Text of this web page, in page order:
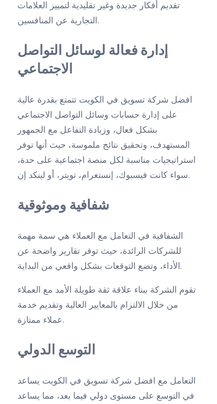
تقديم أفكار جديدة وغير تقليدية لتمييز العلامات
التجارية عن المنافسين.
إدارة فعالة لوسائل التواصل
الاجتماعي
افضل شركة تسويق في الكويت تتمتع بقدرة عالية
على إدارة حسابات وسائل التواصل الاجتماعي
بشكل فعال، وزيادة التفاعل مع الجمهور
المستهدف، وتحقيق نتائج ملموسة، حيث أنها توفر
استراتيجيات مناسبة لكل منصة اجتماعية على حدة،
سواء كانت فيسبوك، إنستغرام، تويتر، أو لينكد إن.
شفافية وموثوقية
الشفافية في التعامل مع العملاء هي سمة مهمة
للشركات الرائدة، حيث توفر تقارير واضحة عن
الأداء، وتضع التوقعات بشكل واقعي من البداية.
تقوم الشركة ببناء علاقة ثقة طويلة الأمد مع العملاء
من خلال الالتزام بالمعايير العالية وتقديم خدمة
عملاء ممتازة.
التوسع الدولي
التعامل مع افضل شركة تسويق في الكويت يساعد
في التوسع على مستوى دولي فيما بعد، مما يساعد